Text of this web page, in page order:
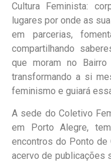
Cultura Feminista:
lugares por onde as
em parcerias,
compartilhando
que moram no Bairro
transformando a si
feminismo e guiará
A sede do Coletivo
em Porto Alegre,
encontros do Ponto de
acervo de publicações